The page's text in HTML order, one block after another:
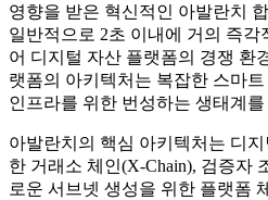
영향을 받은 혁신적인 아발란치
일반적으로 2초 이내에 거의 즉각
어 디지털 자산 플랫폼의 경쟁 환
랫폼의 아키텍처는 복잡한 스마
인프라를 위한 번성하는 생태계
아발란치의 핵심 아키텍처는 디
한 거래소 체인(X-Chain), 검증자
로운 서브넷 생성을 위한 플랫폼